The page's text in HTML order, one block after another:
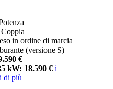
Coppia
in ordine di marcia
(versione S)
€
kW: 18.590 € i
di più